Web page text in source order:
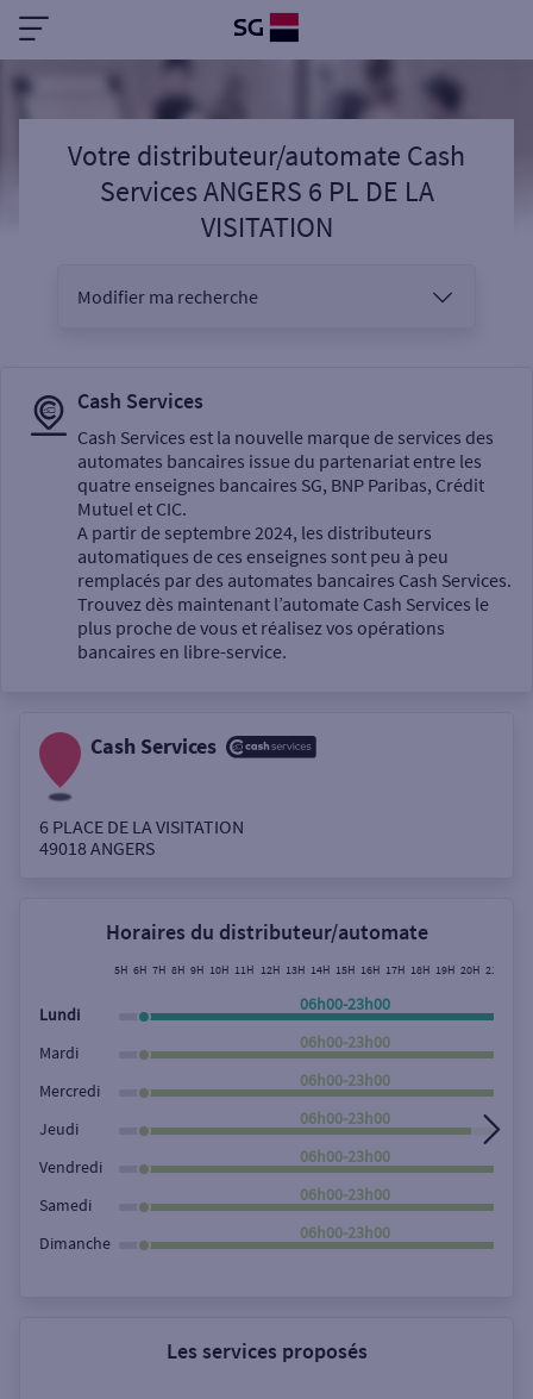
Votre distributeur/automate Cash
Services ANGERS 6 PL DE LA
VISITATION
Modifier ma recherche
Sélectionnez votre recherche
Un service
Autour de moi
Rue
Rechercher
Cash Services
Cash Services est la nouvelle marque de services des
automates bancaires issue du partenariat entre les
quatre enseignes bancaires SG, BNP Paribas, Crédit
Mutuel et CIC.
A partir de septembre 2024, les distributeurs
automatiques de ces enseignes sont peu à peu
remplacés par des automates bancaires Cash Services.
Trouvez dès maintenant l’automate Cash Services le
plus proche de vous et réalisez vos opérations
bancaires en libre-service.
Cash Services
6 PLACE DE LA VISITATION
49018ANGERS
Horaires du distributeur/automate
5H 6H 7H 8H 9H 10H 11H 12H 13H 14H 15H 16H 17H 18H 19H 20H 21H
Lundi
06h00-23h00
Mardi
06h00-23h00
Mercredi
06h00-23h00
Jeudi
06h00-23h00
Vendredi
06h00-23h00
Samedi
06h00-23h00
Dimanche
06h00-23h00
Les services proposés